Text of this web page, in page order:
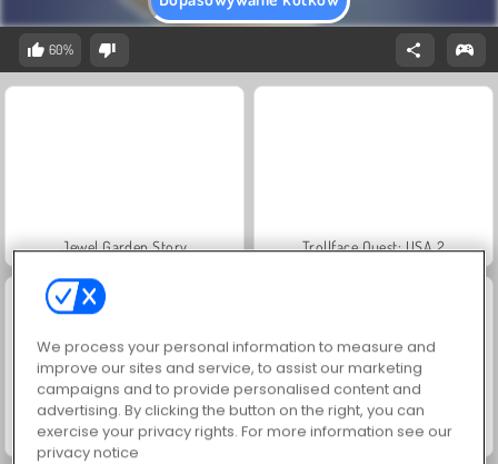
60%
Jewel Garden Story Trollface Quest: USA 2
Juice Merge Grand Mahjong Connect
We process your personal information to measure and
improve our sites and service, to assist our marketing
campaigns and to provide personalised content and
advertising. By clicking the button on the right, you can
exercise your privacy rights. For more information see our
privacy notice